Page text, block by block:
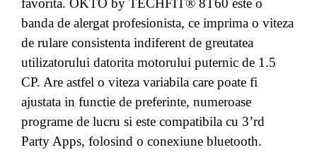
banda de alergat profesionista, ce imprima o viteza
de rulare consistenta indiferent de greutatea
utilizatorului datorita motorului puternic de 1.5
CP. Are astfel o viteza variabila care poate fi
ajustata in functie de preferinte, numeroase
programe de lucru si este compatibila cu 3’rd
Party Apps, folosind o conexiune bluetooth.